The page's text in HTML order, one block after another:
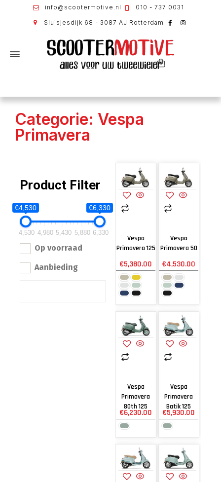
info@scootermotive.nl 010 - 737 0031
Sluisjesdijk 68 - 3087 AJ Rotterdam
Categorie: Vespa
Primavera
Product Filter
€4,530 €6,330
4,530 4,980 5,430 5,880 6,330
Op voorraad
Aanbieding
Vespa
Primavera 125
€5,380.00
Vespa
Primavera 50
€4,530.00
Vespa
Primavera
80th 125
€6,230.00
Vespa
Primavera
Batik 125
€5,930.00